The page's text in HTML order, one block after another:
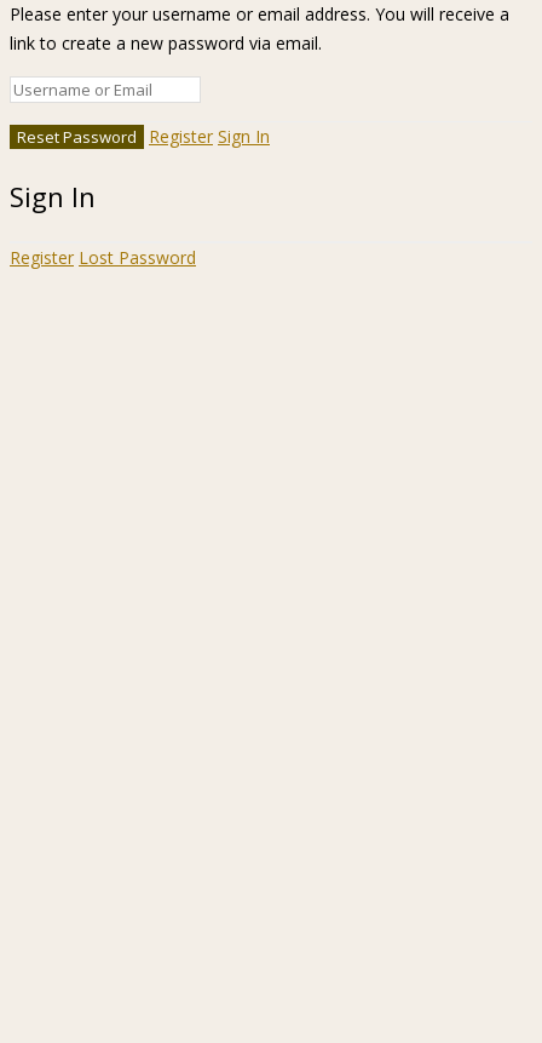
Please enter your username or email address. You will receive a
link to create a new password via email.
Register Sign In
Sign In
Register Lost Password